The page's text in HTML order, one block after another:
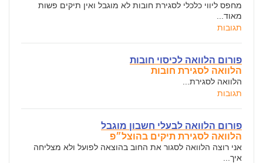
מחפס ליווי כלכלי לסגירת חובות לא מוגבל ואין תיקים פשות
מאוד...
תגובות
פורום הלוואה לכיסוי חובות
הלוואה לסגירת חובות
הלוואה לסגירת...
תגובות
פורום הלוואה לבעלי חשבון מוגבל
הלוואה לסגירת תיקים בהוצל״פ
אני רוצה הלוואה לסגור את החוב בהוצאה לפועל ולא מצליחה
איך...